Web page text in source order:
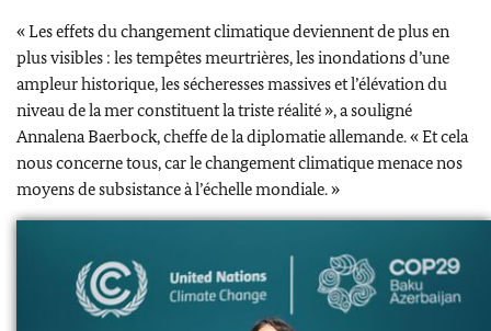
« Les effets du changement climatique deviennent de plus en
plus visibles : les tempêtes meurtrières, les inondations d’une
ampleur historique, les sécheresses massives et l’élévation du
niveau de la mer constituent la triste réalité », a souligné
Annalena Baerbock, cheffe de la diplomatie allemande. « Et cela
nous concerne tous, car le changement climatique menace nos
moyens de subsistance à l’échelle mondiale. »